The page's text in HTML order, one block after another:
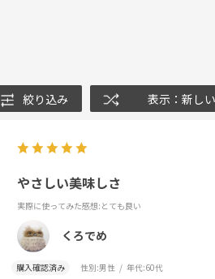
絞り込み 表示：新し
やさしい美味しさ
実際に使ってみた感想:とても良い
くろでめ
購入確認済み 性別:男性 年代:60代